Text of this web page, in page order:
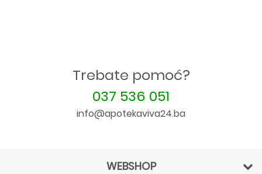
Trebate pomoć?
037 536 051
info@apotekaviva24.ba
WEBSHOP